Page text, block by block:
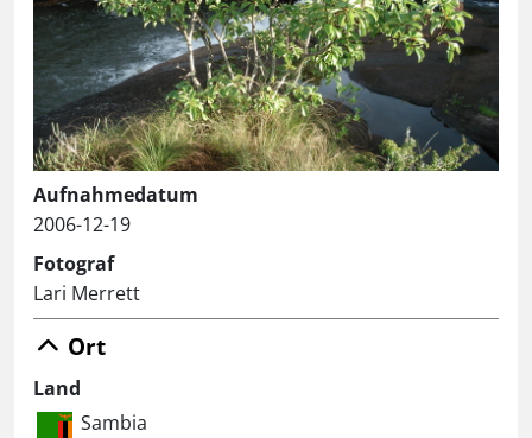
Aufnahmedatum
2006-12-19
Fotograf
Lari Merrett
Ort
Land
Sambia